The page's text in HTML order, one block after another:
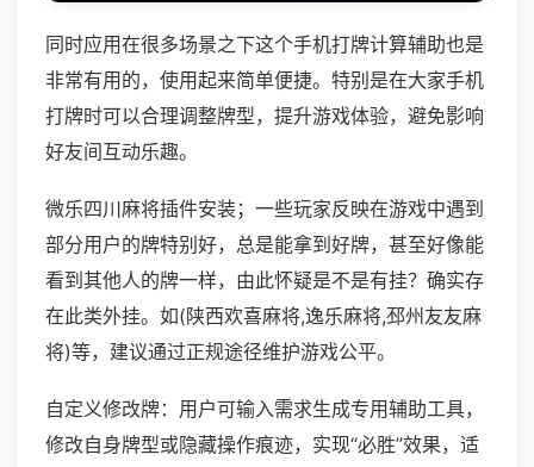
同时应用在很多场景之下这个手机打牌计算辅助也是
非常有用的，使用起来简单便捷。特别是在大家手机
打牌时可以合理调整牌型，提升游戏体验，避免影响
好友间互动乐趣。
微乐四川麻将插件安装；一些玩家反映在游戏中遇到
部分用户的牌特别好，总是能拿到好牌，甚至好像能
看到其他人的牌一样，由此怀疑是不是有挂？确实存
在此类外挂。如(陕西欢喜麻将,逸乐麻将,邳州友友麻
将)等，建议通过正规途径维护游戏公平。
自定义修改牌：用户可输入需求生成专用辅助工具，
修改自身牌型或隐藏操作痕迹，实现“必胜”效果，适